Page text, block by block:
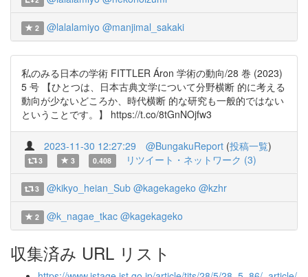
2 @lalalamiyo @manjimal_sakaki
私のみる日本の学術 FITTLER Áron 学術の動向/28 巻 (2023)
5 号 【ひとつは、日本古典文学について分野横断 的に考える
動向が少ないどころか、時代横断 的な研究も一般的ではない
ということです。】 https://t.co/8tGnNOjfw3
2023-11-30 12:27:29 @BungakuReport (投稿一覧)
3 3 0.408 リツイート・ネットワーク (3)
3 @kikyo_heian_Sub @kagekageko @kzhr
2 @k_nagae_tkac @kagekageko
収集済み URL リスト